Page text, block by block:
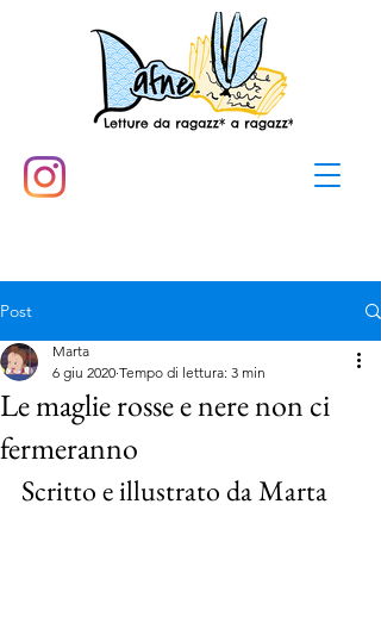
Post
Le maglie rosse e nere non ci
fermeranno
Marta
6 giu 2020 Tempo di lettura: 3 min
Scritto e illustrato da Marta